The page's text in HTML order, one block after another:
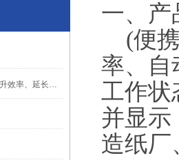
创新技术助力轴承加热器，提升效率、延长寿命
一、产
(便携
率、自
工作状
并显示
造纸厂